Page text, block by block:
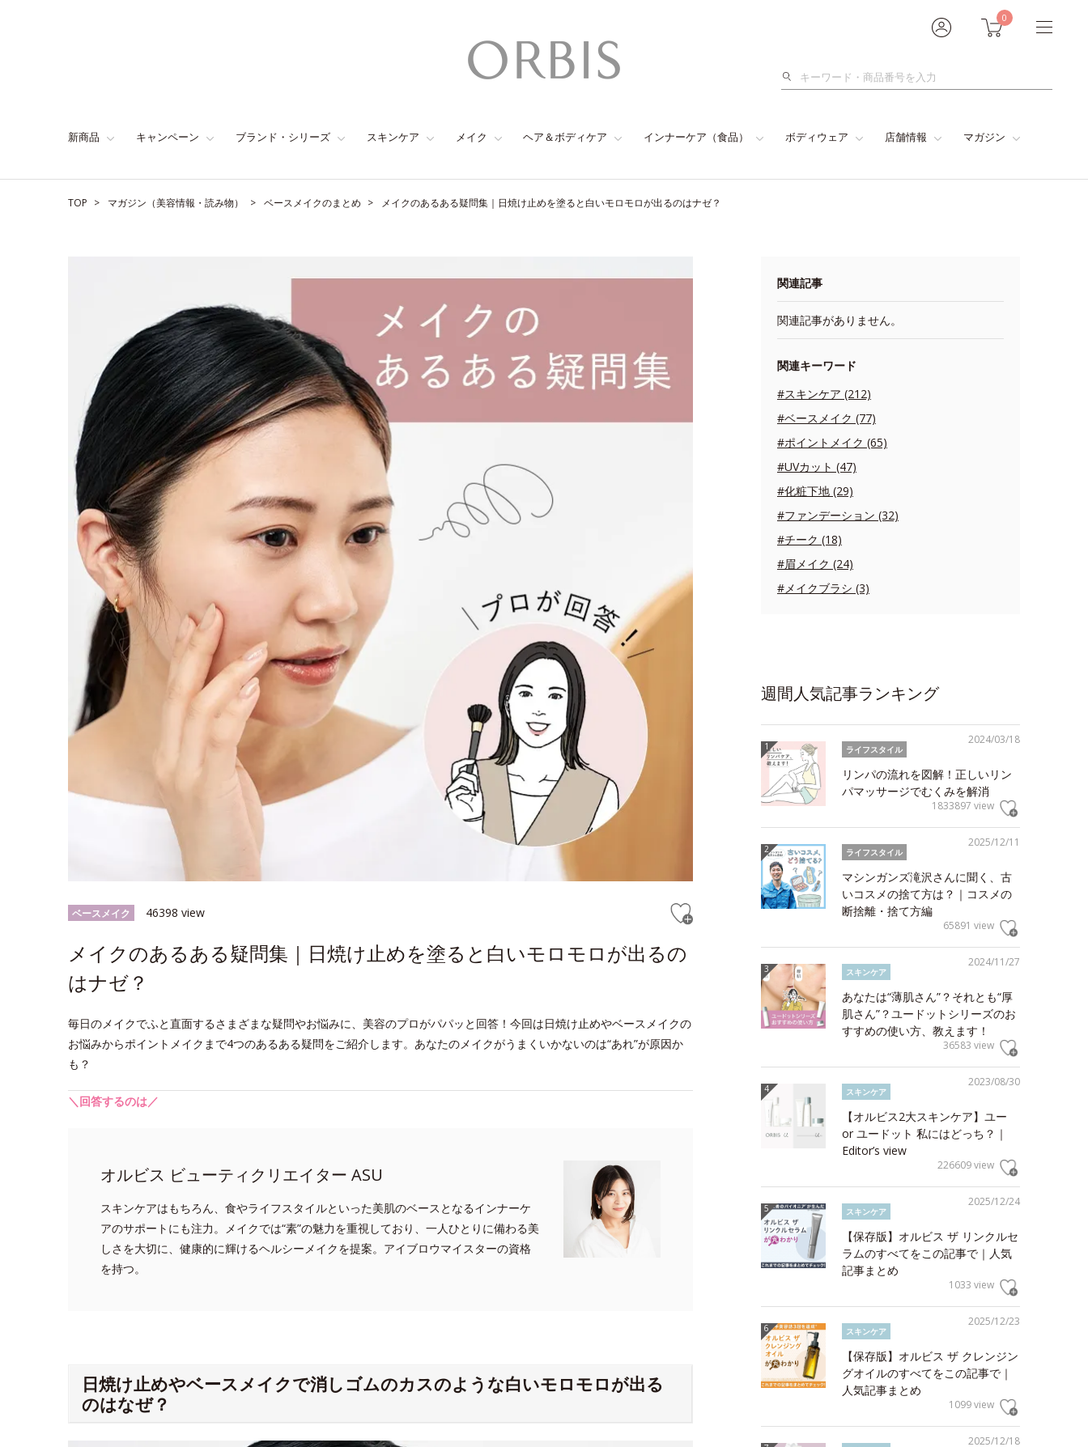
0
検
新商品 キャンペーン ブランド・シリーズ スキンケア メイク ヘア＆ボディケア インナーケア（食品） ボディウェア 店舗情報 マガジン
TOP マガジン（美容情報・読み物） ベースメイクのまとめ メイクのあるある疑問集｜日焼け止めを塗ると白いモロモロが出るのはナゼ？
ベースメイク 46398 view
メイクのあるある疑問集｜日焼け止めを塗ると白いモロモロが出るの
はナゼ？
毎日のメイクでふと直面するさまざまな疑問やお悩みに、美容のプロがパパッと回答！今回は日焼け止めやベースメイクの
お悩みからポイントメイクまで4つのあるある疑問をご紹介します。あなたのメイクがうまくいかないのは“あれ”が原因か
も？
＼回答するのは／
オルビス ビューティクリエイター ASU
スキンケアはもちろん、食やライフスタイルといった美肌のベースとなるインナーケ
アのサポートにも注力。メイクでは“素”の魅力を重視しており、一人ひとりに備わる美
しさを大切に、健康的に輝けるヘルシーメイクを提案。アイブロウマイスターの資格
を持つ。
日焼け止めやベースメイクで消しゴムのカスのような白いモロモロが出る
のはなぜ？
関連記事
関連記事がありません。
関連キーワード
#スキンケア (212)
#ベースメイク (77)
#ポイントメイク (65)
#UVカット (47)
#化粧下地 (29)
#ファンデーション (32)
#チーク (18)
#眉メイク (24)
#メイクブラシ (3)
週間人気記事ランキング
2024/03/18
ライフスタイル
リンパの流れを図解！正しいリン
パマッサージでむくみを解消
1833897 view
2025/12/11
ライフスタイル
マシンガンズ滝沢さんに聞く、古
いコスメの捨て方は？｜コスメの
断捨離・捨て方編
65891 view
2024/11/27
スキンケア
あなたは“薄肌さん”？それとも“厚
肌さん”？ユードットシリーズのお
すすめの使い方、教えます！
36583 view
2023/08/30
スキンケア
【オルビス2大スキンケア】ユー
or ユードット 私にはどっち？｜
Editor’s view
226609 view
2025/12/24
スキンケア
【保存版】オルビス ザ リンクルセ
ラムのすべてをこの記事で｜人気
記事まとめ
1033 view
2025/12/23
スキンケア
【保存版】オルビス ザ クレンジン
グオイルのすべてをこの記事で｜
人気記事まとめ
1099 view
2025/12/18